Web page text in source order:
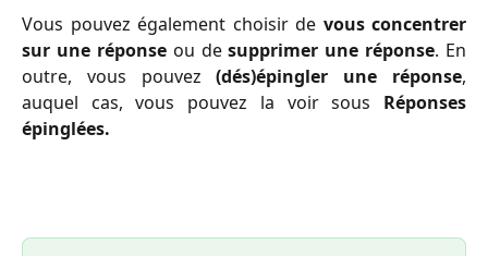
Vous pouvez également choisir de vous concentrer
sur une réponse ou desupprimer une réponse. En
outre, vous pouvez(dés)épingler une réponse,
auquel cas, vous pouvez la voir sous Réponses
épinglées.